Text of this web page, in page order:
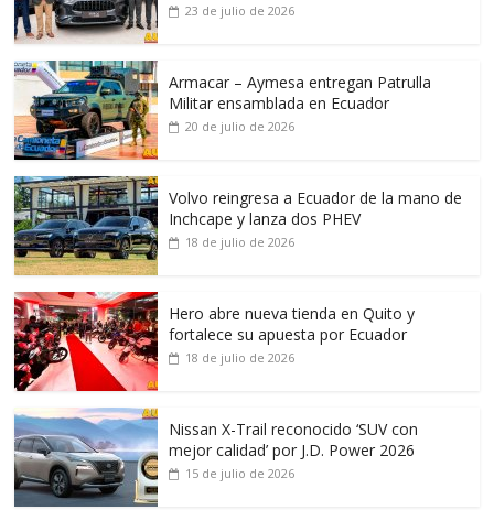
23 de julio de 2026
Armacar – Aymesa entregan Patrulla
Militar ensamblada en Ecuador
20 de julio de 2026
Volvo reingresa a Ecuador de la mano de
Inchcape y lanza dos PHEV
18 de julio de 2026
Hero abre nueva tienda en Quito y
fortalece su apuesta por Ecuador
18 de julio de 2026
Nissan X-Trail reconocido ‘SUV con
mejor calidad’ por J.D. Power 2026
15 de julio de 2026